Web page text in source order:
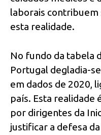
laborais
esta realidade.
No fundo da tabela
Portugal degladia-
em dados de 2020,
país. Esta
por dirigentes da
justificar a defesa